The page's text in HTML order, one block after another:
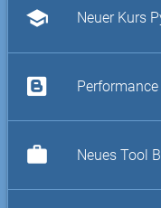
school Neuer Kurs
work Neues Tool